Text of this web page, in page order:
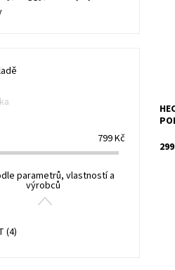
799Kč
parametrů, vlastností a
výrobců
(4)